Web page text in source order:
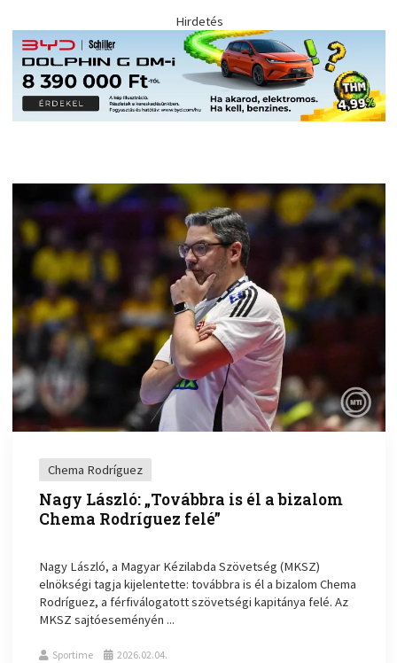
Hirdetés
Chema Rodríguez
Nagy László: „Továbbra is él a bizalom
Chema Rodríguez felé”
Nagy László, a Magyar Kézilabda Szövetség (MKSZ)
elnökségi tagja kijelentette: továbbra is él a bizalom Chema
Rodríguez, a férfiválogatott szövetségi kapitánya felé. Az
MKSZ sajtóeseményén ...
Sportime 2026.02.04.